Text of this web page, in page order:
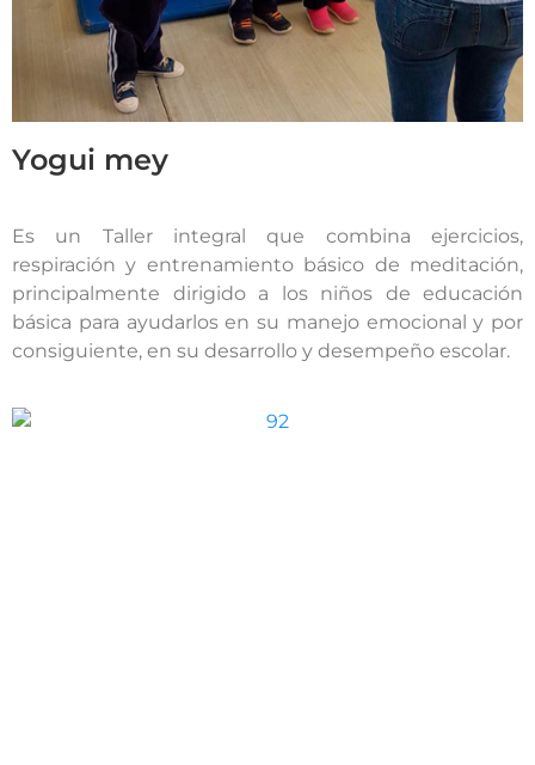
Yogui mey
Es un Taller integral que combina ejercicios,
respiración y entrenamiento básico de meditación,
principalmente dirigido a los niños de educación
básica para ayudarlos en su manejo emocional y por
consiguiente, en su desarrollo y desempeño escolar.